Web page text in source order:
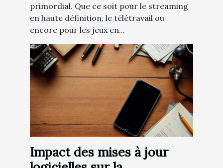
primordial. Que ce soit pour le streaming
en haute définition, le télétravail ou
encore pour les jeux en...
Impact des mises à jour